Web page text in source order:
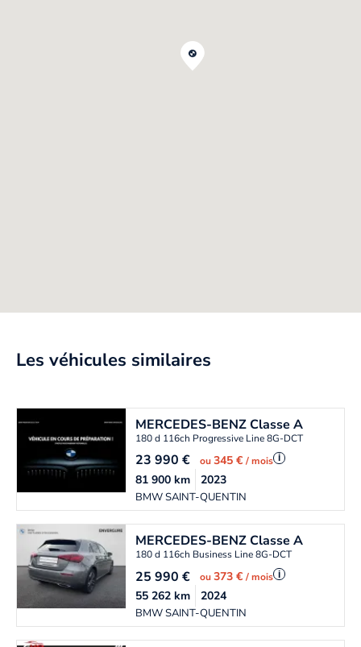
Les véhicules similaires
MERCEDES-BENZClasse A
180 d 116ch Progressive Line 8G-DCT
23 990€ ou345 €/ mois i
BMW SAINT-QUENTIN
81 900km 2023
MERCEDES-BENZClasse A
180 d 116ch Business Line 8G-DCT
25 990€ ou373 €/ mois i
BMW SAINT-QUENTIN
55 262km 2024